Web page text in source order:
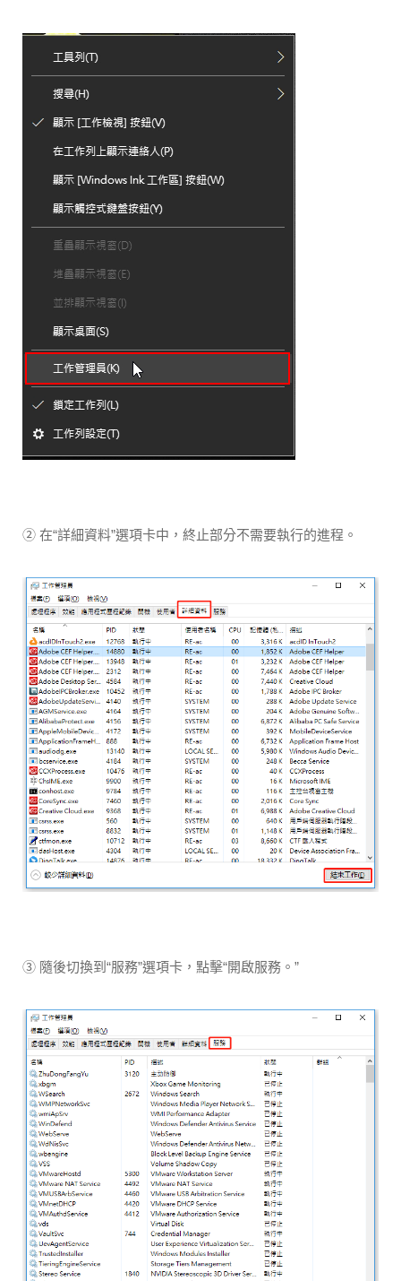
② 在“詳細資料”選項卡中，終止部分不需要執行的進程。
③ 隨後切換到“服務”選項卡，點擊“開啟服務。”